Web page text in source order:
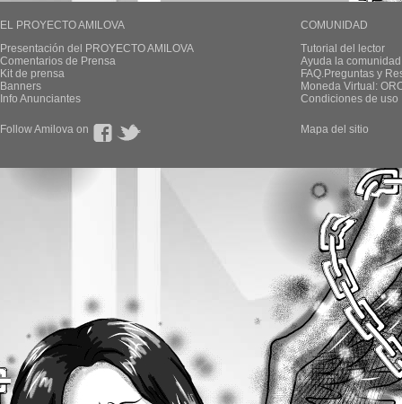
EL PROYECTO AMILOVA
Presentación del PROYECTO AMILOVA
Comentarios de Prensa
Kit de prensa
Banners
Info Anunciantes
COMUNIDAD
Tutorial del lector
Ayuda la
FAQ.Preguntas y
Moneda Virtual:
Condiciones de uso
Follow Amilova on Mapa del sitio